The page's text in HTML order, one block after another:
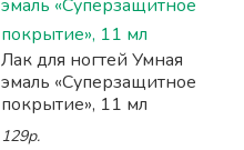
Лак для ногтей Умная
эмаль «Суперзащитное
покрытие», 11 мл
129р.